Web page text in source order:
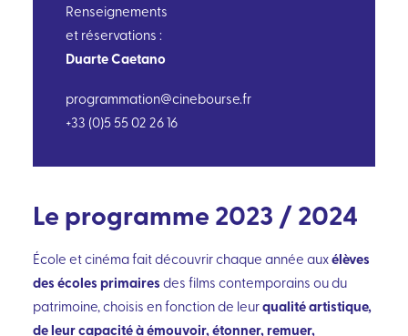
Renseignements
et réservations :
Duarte Caetano
programmation@cinebourse.fr
+33 (0)5 55 02 26 16
Le programme 2023 / 2024
École et cinéma fait découvrir chaque année auxélèves
des écoles primaires des films contemporains ou du
patrimoine, choisis en fonction de leurqualité artistique,
de leur capacité à émouvoir, étonner, remuer,